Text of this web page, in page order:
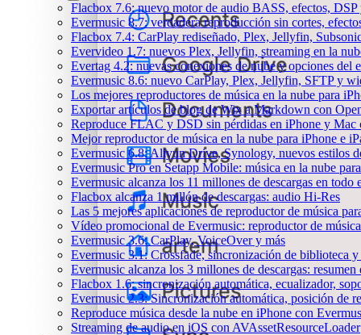
Flacbox 7.6: nuevo motor de audio BASS, efectos,
Evermusic 8.7: verdadera reproducción sin cortes,
Flacbox 7.4: CarPlay rediseñado, Plex, Jellyfin,
Evervideo 1.7: nuevos Plex, Jellyfin, streaming en la
Evertag 4.2: nuevas conexiones de nube y opciones del
Evermusic 8.6: nuevo CarPlay, Plex, Jellyfin, SFTP y
Los mejores reproductores de música en la nube para
Exportar artículos de blog de Wix a Markdown con
Reproduce FLAC y DSD sin pérdidas en iPhone y Mac
Mejor reproductor de música en la nube para iPhone e
Evermusic 6.8: Aliyun Drive, Synology, nuevos estilos
Evermusic Pro en Setapp Mobile: música en la nube
Evermusic alcanza los 11 millones de descargas en todo
Flacbox alcanza 1 millón de descargas: audio Hi-Res
Las 5 mejores aplicaciones de reproductor de música
Vídeo promocional de Evermusic: reproductor de
Evermusic 3.6: CarPlay, VoiceOver y más
Evermusic 3.1: Crossfade, sincronización de biblioteca
Evermusic alcanza los 3 millones de descargas: resumen
Flacbox 1.6: sincronización automática, ecualizador,
Evermusic 2.3: Sincronización automática, posición de
Reproduce música desde la nube en iPhone con
Streaming de audio en iOS con AVAssetResourceLoader